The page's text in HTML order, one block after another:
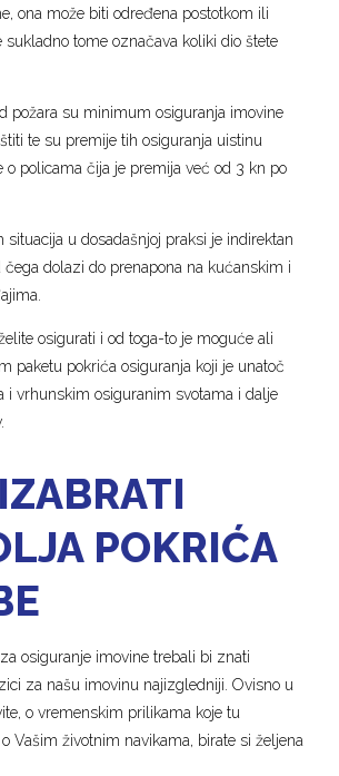
ona može biti određena postotkom ili
tome označava koliki dio štete
požara su minimum osiguranja imovine
te su premije tih osiguranja uistinu
o policama čija je premija već od 3 kn po
situacija u dosadašnjoj praksi je indirektan
dolazi do prenapona na kućanskim i
osigurati i od toga-to je moguće ali
paketu pokrića osiguranja koji je unatoč
i vrhunskim osiguranim svotama i dalje
POKRIĆA
osiguranje imovine trebali bi znati
za našu imovinu najizgledniji. Ovisno u
o vremenskim prilikama koje tu
Vašim životnim navikama, birate si željena